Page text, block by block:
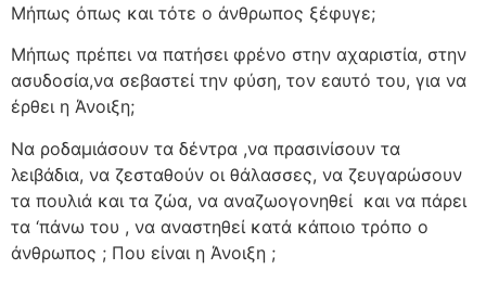
Μήπως όπως και τότε ο άνθρωπος ξέφυγε;
Μήπως πρέπει να πατήσει φρένο στην αχαριστία, στην
ασυδοσία,να σεβαστεί την φύση, τον εαυτό του, για να
έρθει η Άνοιξη;
Να ροδαμιάσουν τα δέντρα ,να πρασινίσουν τα
λειβάδια, να ζεσταθούν οι θάλασσες, να ζευγαρώσουν
τα πουλιά και τα ζώα, να αναζωογονηθεί και να πάρει
τα ‘πάνω του , να αναστηθεί κατά κάποιο τρόπο ο
άνθρωπος ; Που είναι η Άνοιξη ;